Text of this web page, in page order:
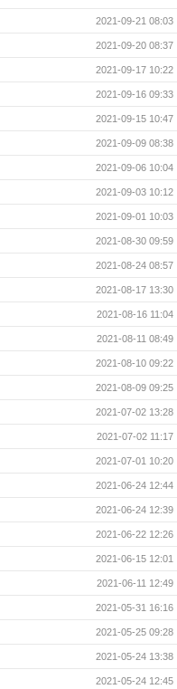
2021-09-21 08:03
2021-09-20 08:37
2021-09-17 10:22
2021-09-16 09:33
2021-09-15 10:47
2021-09-09 08:38
2021-09-06 10:04
2021-09-03 10:12
2021-09-01 10:03
2021-08-30 09:59
2021-08-24 08:57
2021-08-17 13:30
2021-08-16 11:04
2021-08-11 08:49
2021-08-10 09:22
2021-08-09 09:25
2021-07-02 13:28
2021-07-02 11:17
2021-07-01 10:20
2021-06-24 12:44
2021-06-24 12:39
2021-06-22 12:26
2021-06-15 12:01
2021-06-11 12:49
2021-05-31 16:16
2021-05-25 09:28
2021-05-24 13:38
2021-05-24 12:45